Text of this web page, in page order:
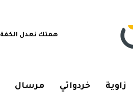
همتك نعدل الكفة
زاوية خردواتي مرسال